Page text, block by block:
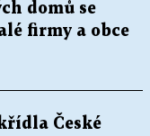
domů se
firmy a obce
České